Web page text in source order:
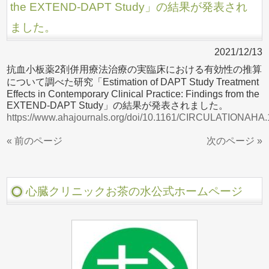
the EXTEND-DAPT Study」の結果が発表され
ました。
2021/12/13
抗血小板薬2剤併用療法治療の実臨床における有効性の推算
について調べた研究「Estimation of DAPT Study Treatment
Effects in Contemporary Clinical Practice: Findings from the
EXTEND-DAPT Study」の結果が発表されました。
https://www.ahajournals.org/doi/10.1161/
« 前のページ 次のページ »
心臓クリニックお茶の水公式ホームページ